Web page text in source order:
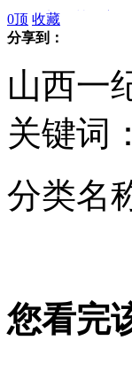
实拍:韩女主
0顶 收藏
分享到：
山西一
关键词
分类名
您看完